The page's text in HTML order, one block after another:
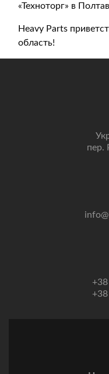
«Техноторг» в
Heavy Parts
область!
пер.